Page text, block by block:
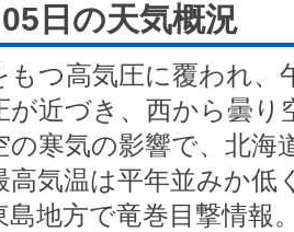
日の天気概況
もつ高気圧に覆われ、
が近づき、西から曇り
の寒気の影響で、北海
高気温は平年並みか低
島地方で竜巻目撃情報